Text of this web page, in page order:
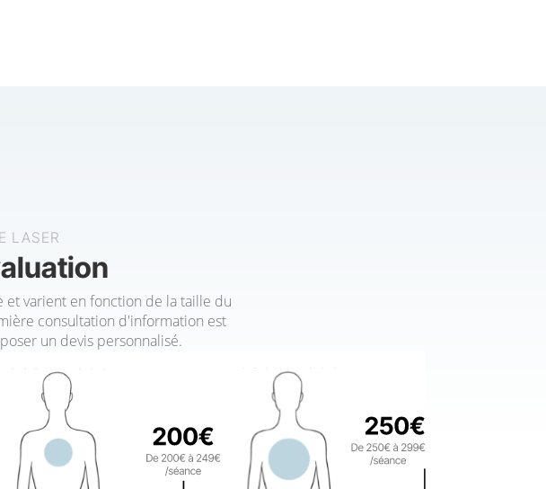
LASER
et varient en fonction de la taille du
consultation d'information est
un devis personnalisé.